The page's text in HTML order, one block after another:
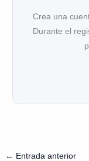
Crea una
Durante el
← Entrada anterior